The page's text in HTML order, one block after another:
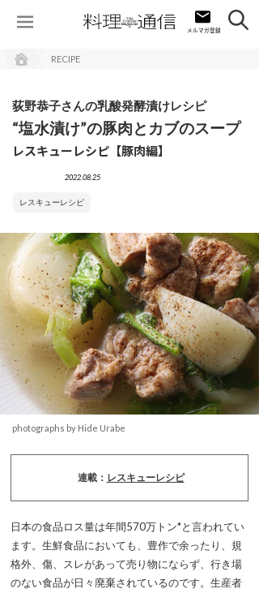
RECIPE
荻野恭子さんの乳酸発酵漬けレシピ
“塩水漬け”の豚肉とカブのスープ
レスキューレシピ【豚肉編】
2022.08.25
レスキューレシピ
photographs by Hide Urabe
連載： レスキューレシピ
日本の食品ロス量は年間570万トン*と言われてい
ます。生鮮食品においても、豊作で余ったり、規
格外、傷、スレがあって売り物にならず、行き場
のない食品が日々廃棄されているのです。生産者